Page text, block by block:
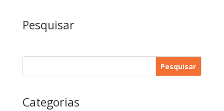
Pesquisar
Pesquisar
Categorias